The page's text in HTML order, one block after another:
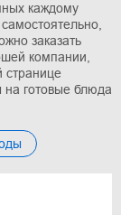
каждому
заказать
компании,
странице
на готовые блюда